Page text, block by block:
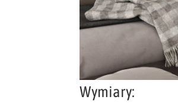
Wymiary: